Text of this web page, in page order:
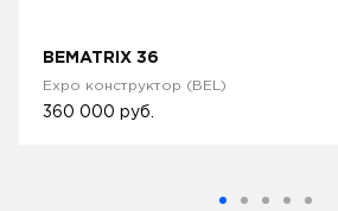
BEMATRIX 36
Expo конструктор (BEL)
360 000 руб.